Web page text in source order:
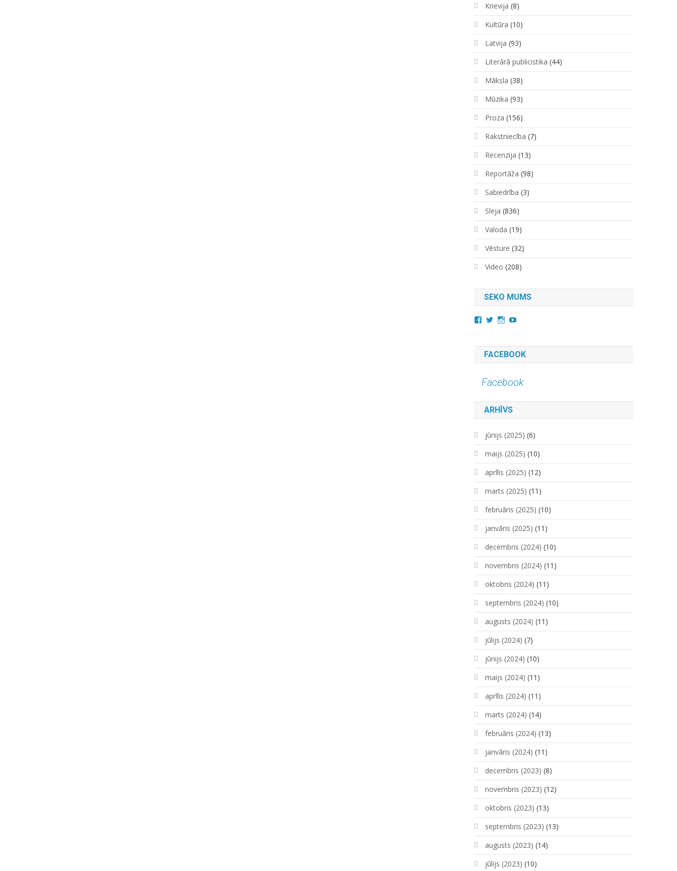
Krievija (8)
Kultūra (10)
Latvija (93)
Literārā publicistika (44)
Māksla (38)
Mūzika (93)
Proza (156)
Rakstniecība (7)
Recenzija (13)
Reportāža (98)
Sabiedrība (3)
Sleja (836)
Valoda (19)
Vēsture (32)
Video (208)
SEKO MUMS
View
Facebook
View
Twitter
View
Instagram
FACEBOOK
Facebook
ARHĪVS
jūnijs (2025) (6)
maijs (2025) (10)
aprīlis (2025) (12)
marts (2025) (11)
februāris (2025) (10)
janvāris (2025) (11)
decembris (2024) (10)
novembris (2024) (11)
oktobris (2024) (11)
septembris (2024) (10)
augusts (2024) (11)
jūlijs (2024) (7)
jūnijs (2024) (10)
maijs (2024) (11)
aprīlis (2024) (11)
marts (2024) (14)
februāris (2024) (13)
janvāris (2024) (11)
decembris (2023) (8)
novembris (2023) (12)
oktobris (2023) (13)
septembris (2023) (13)
augusts (2023) (14)
jūlijs (2023) (10)